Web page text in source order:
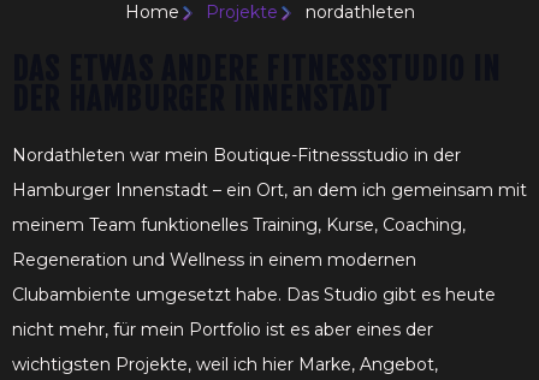
Home Projekte nordathleten
Nordathleten war mein Boutique-Fitnessstudio in der
Hamburger Innenstadt – ein Ort, an dem ich gemeinsam mit
meinem Team funktionelles Training, Kurse, Coaching,
Regeneration und Wellness in einem modernen
Clubambiente umgesetzt habe. Das Studio gibt es heute
nicht mehr, für mein Portfolio ist es aber eines der
wichtigsten Projekte, weil ich hier Marke, Angebot,